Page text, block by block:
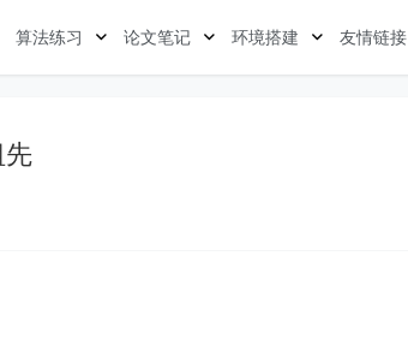
算法练习 论文笔记 环境搭建 友情链接
先